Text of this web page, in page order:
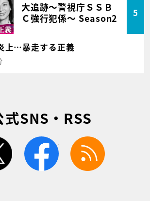
大追跡～警視庁ＳＳＢ
Ｃ強行犯係～ Season2
5
上…暴走する正義
式SNS・RSS
twitter facebook